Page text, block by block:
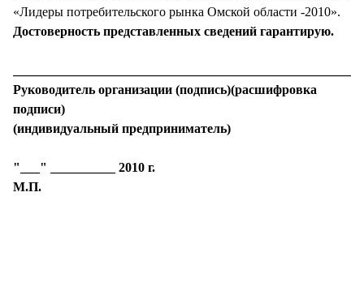
«Лидеры потребительского рынка Омской области -2010».
Достоверность представленных сведений гарантирую.
Руководитель организации (подпись)(расшифровка
подписи)
(индивидуальный предприниматель)
"___" __________ 2010 г.
М.П.